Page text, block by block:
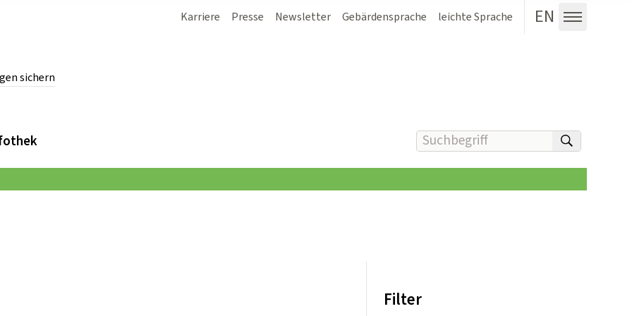
sichern
Karriere Presse Newsletter Gebärdensprache leichte Sprache EN
Menü
Suchbegriff(e) eingeben
Filter